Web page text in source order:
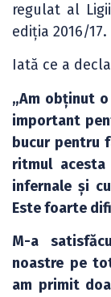
regulat al
ediția 2016/
Iată ce a
„Am obținut
important
bucur pentru
ritmul
infernale și
Este foarte
M-a
noastre pe
am primit